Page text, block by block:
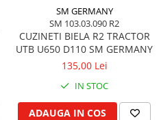
SM GERMANY
SM 103.03.090 R2
CUZINETI BIELA R2 TRACTOR
UTB U650 D110 SM GERMANY
135,00 Lei
IN STOC
ADAUGA IN COS